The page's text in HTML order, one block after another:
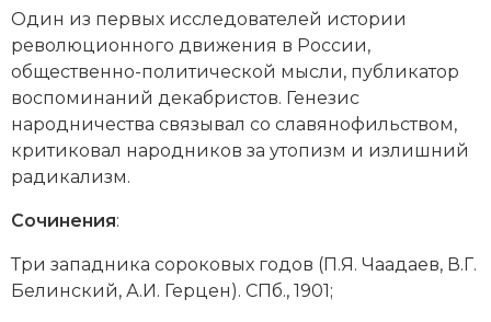
Образование
Общественные объединения и организации
Политическая история
Революции и народные движения
Религия и церковь
Россия
Один из первых исследователей истории
революционного движения в России,
общественно-политической мысли, публикатор
воспоминаний декабристов. Генезис
народничества связывал со славянофильством,
критиковал народников за утопизм и излишний
радикализм.
Сочинения:
Три западника сороковых годов (П.Я. Чаадаев, В.Г.
Белинский, А.И. Герцен). СПб., 1901;